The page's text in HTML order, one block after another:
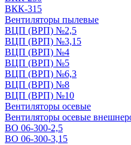
ВКК-315
Вентиляторы пылевые
ВЦП (ВРП) №2,5
ВЦП (ВРП) №3,15
ВЦП (ВРП) №4
ВЦП (ВРП) №5
ВЦП (ВРП) №6,3
ВЦП (ВРП) №8
ВЦП (ВРП) №10
Вентиляторы осевые
Вентиляторы осевые
ВО 06-300-2,5
ВО 06-300-3,15